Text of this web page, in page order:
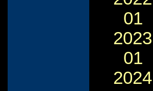
01
2023
01
2024